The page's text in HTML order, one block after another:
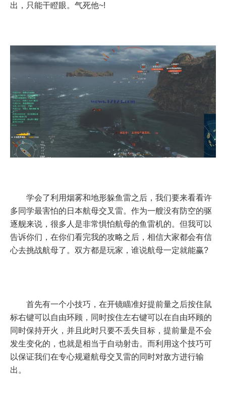
出，只能干瞪眼。气死他~!
学会了利用烟雾和地形躲鱼雷之后，我们要来看看许
多同学最害怕的日本航母交叉雷。作为一艘没有防空的驱
逐舰来说，很多人是非常惧怕航母的鱼雷机的。但我可以
告诉你们，在你们看完我的攻略之后，相信大家都会有信
心去挑战航母了。双方都是玩家，谁说航母一定就能赢?
首先有一个小技巧，在开镜瞄准好提前量之后按住鼠
标右键可以自由环顾，同时按住左右键可以在自由环顾的
同时保持开火，并且此时只要不丢失目标，提前量是不会
发生变化的，也就是相当于自动射击。而利用这个技巧可
以保证我们在专心规避航母交叉雷的同时对敌方进行输
出。